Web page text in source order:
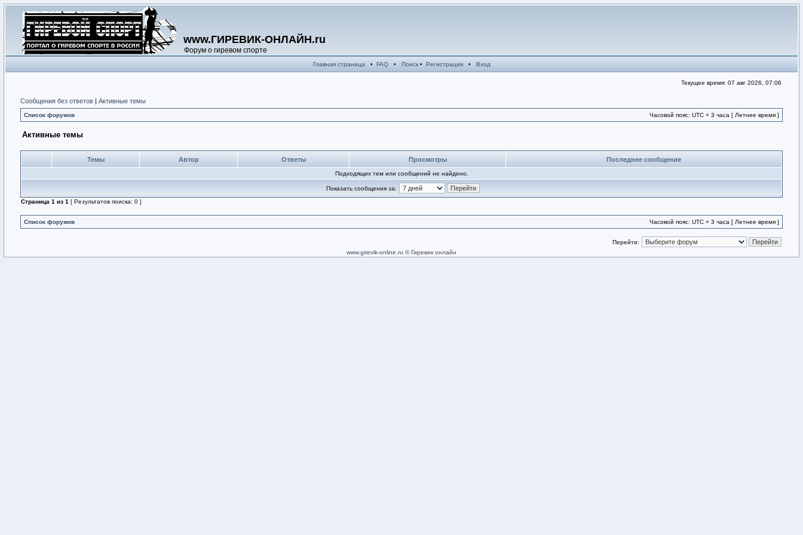
www.ГИРЕВИК-ОНЛАЙН.ru
Форум о гиревом спорте
Главная страница • FAQ• Поиск• Регистрация• Вход
Текущее время: 07 авг 2026, 07:06
Сообщения без ответов | Активные темы
Список форумов Часовой пояс: UTC + 3 часа [ Летнее время ]
Активные темы
Темы Автор Ответы Просмотры Последнее сообщение
Подходящих тем или сообщений не найдено.
Показать сообщения за:
Страница 1 из 1 [ Результатов поиска: 0 ]
Список форумов Часовой пояс: UTC + 3 часа [ Летнее время ]
Перейти:
www.girevik-online.ru © Гиревик онлайн